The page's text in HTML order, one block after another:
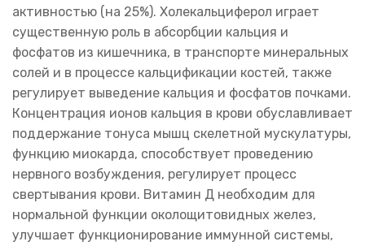
активностью (на 25%). Холекальциферол играет
существенную роль в абсорбции кальция и
фосфатов из кишечника, в транспорте минеральных
солей и в процессе кальцификации костей, также
регулирует выведение кальция и фосфатов почками.
Концентрация ионов кальция в крови обуславливает
поддержание тонуса мышц скелетной мускулатуры,
функцию миокарда, способствует проведению
нервного возбуждения, регулирует процесс
свертывания крови. Витамин Д необходим для
нормальной функции околощитовидных желез,
улучшает функционирование иммунной системы,